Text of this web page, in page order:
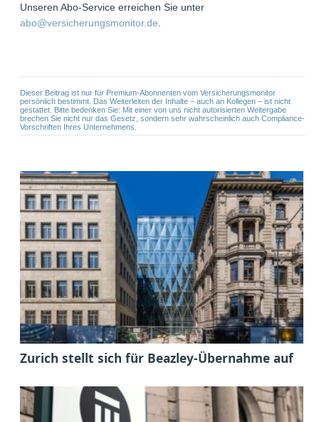
Unseren Abo-Service erreichen Sie unter
abo@versicherungsmonitor.de
Dieser Beitrag ist nur für Premium-Abonnenten vom Versicherungsmonitor
persönlich bestimmt. Das Weiterleiten der Inhalte – auch an Kollegen – ist nicht
gestattet. Bitte bedenken Sie: Mit einer von uns nicht autorisierten Weitergabe
brechen Sie nicht nur das Gesetz, sondern sehr wahrscheinlich auch Compliance-
Vorschriften Ihres Unternehmens.
Zurich stellt sich für Beazley-Übernahme auf